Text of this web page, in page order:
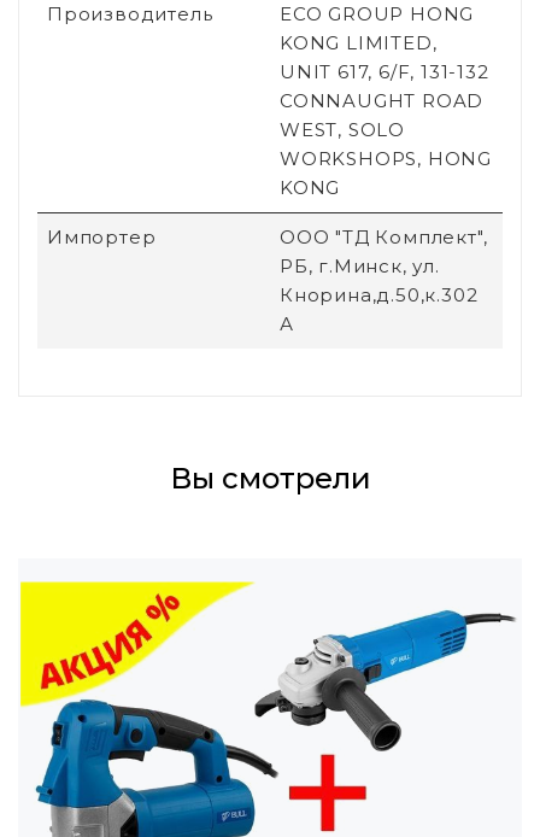
Производитель
ECO GROUP HONG
KONG LIMITED,
UNIT 617, 6/F, 131-132
CONNAUGHT ROAD
WEST, SOLO
WORKSHOPS, HONG
KONG
Импортер
ООО "ТД Комплект",
РБ, г.Минск, ул.
Кнорина,д.50,к.302
А
Вы смотрели